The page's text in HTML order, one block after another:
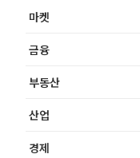
마켓
금융
부동산
산업
경제